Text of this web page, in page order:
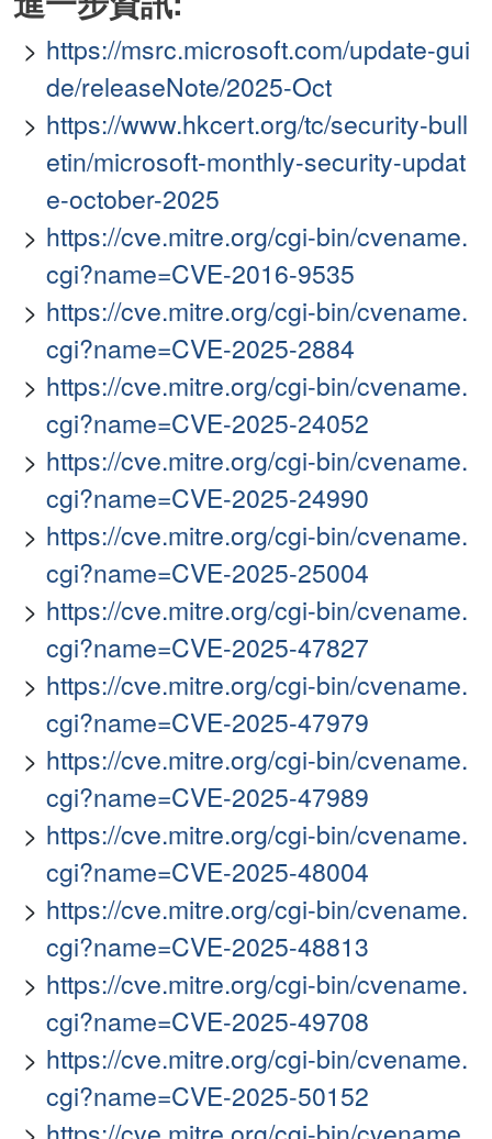
https://msrc.microsoft.com/update-gui
de/releaseNote/2025-Oct
https://www.hkcert.org/tc/security-bull
etin/microsoft-monthly-security-updat
e-october-2025
https://cve.mitre.org/cgi-bin/cvename.
cgi?name=CVE-2016-9535
https://cve.mitre.org/cgi-bin/cvename.
cgi?name=CVE-2025-2884
https://cve.mitre.org/cgi-bin/cvename.
cgi?name=CVE-2025-24052
https://cve.mitre.org/cgi-bin/cvename.
cgi?name=CVE-2025-24990
https://cve.mitre.org/cgi-bin/cvename.
cgi?name=CVE-2025-25004
https://cve.mitre.org/cgi-bin/cvename.
cgi?name=CVE-2025-47827
https://cve.mitre.org/cgi-bin/cvename.
cgi?name=CVE-2025-47979
https://cve.mitre.org/cgi-bin/cvename.
cgi?name=CVE-2025-47989
https://cve.mitre.org/cgi-bin/cvename.
cgi?name=CVE-2025-48004
https://cve.mitre.org/cgi-bin/cvename.
cgi?name=CVE-2025-48813
https://cve.mitre.org/cgi-bin/cvename.
cgi?name=CVE-2025-49708
https://cve.mitre.org/cgi-bin/cvename.
cgi?name=CVE-2025-50152